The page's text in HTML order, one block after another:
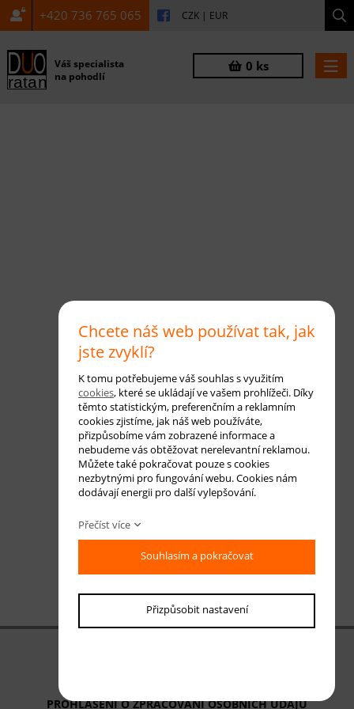
+420 736 765 065 CZK | EUR
Váš specialista
na pohodlí
0 ks
PROHLÁŠENÍ O ZPRACOVÁNÍ OSOBNÍCH ÚDAJŮ
Chcete náš web používat tak, jak
jste zvyklí?
K tomu potřebujeme váš souhlas s využitím
cookies, které se ukládají ve vašem prohlížeči. Díky
těmto statistickým, preferenčním a reklamním
cookies zjistíme, jak náš web používáte,
přizpůsobíme vám zobrazené informace a
nebudeme vás obtěžovat nerelevantní reklamou.
Můžete také pokračovat pouze s cookies
nezbytnými pro fungování webu. Cookies nám
dodávají energii pro další vylepšování.
Přečíst více
Souhlasím a pokračovat
Přizpůsobit nastavení